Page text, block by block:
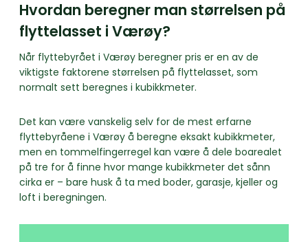
Hvordan beregner man størrelsen på
flyttelasset i Værøy?
Når flyttebyrået i Værøy beregner pris er en av de
viktigste faktorene størrelsen på flyttelasset, som
normalt sett beregnes i kubikkmeter.
Det kan være vanskelig selv for de mest erfarne
flyttebyråene i Værøy å beregne eksakt kubikkmeter,
men en tommelfingerregel kan være å dele boarealet
på tre for å finne hvor mange kubikkmeter det sånn
cirka er – bare husk å ta med boder, garasje, kjeller og
loft i beregningen.